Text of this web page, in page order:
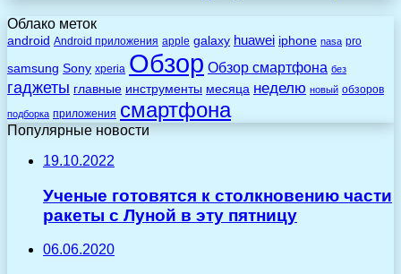
Облако меток
android Android приложения apple galaxy huawei iphone nasa pro
samsung Sony xperia Обзор Обзор смартфона без
гаджеты главные инструменты месяца неделю новый обзоров
подборка приложения смартфона
Популярные новости
19.10.2022
Ученые готовятся к столкновению части
ракеты с Луной в эту пятницу
06.06.2020